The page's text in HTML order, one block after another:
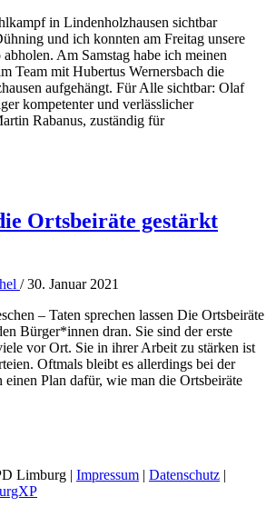
in Lindenholzhausen sichtbar
und ich konnten am Freitag unsere
Am Samstag habe ich meinen
Team mit Hubertus Wernersbach die
aufgehängt. Für Alle sichtbar: Olaf
kompetenter und verlässlicher
Rabanus, zuständig für
Ortsbeiräte gestärkt
/30. Januar 2021
– Taten sprechen lassen Die Ortsbeiräte
Bürger*innen dran. Sie sind der erste
vor Ort. Sie in ihrer Arbeit zu stärken ist
Oftmals bleibt es allerdings bei der
einen Plan dafür, wie man die Ortsbeiräte
Limburg | Impressum | Datenschutz |